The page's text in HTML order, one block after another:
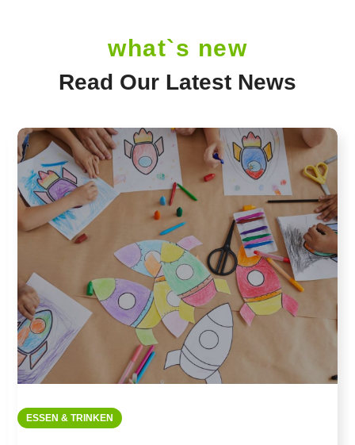
what`s new
Read Our Latest News
ESSEN & TRINKEN